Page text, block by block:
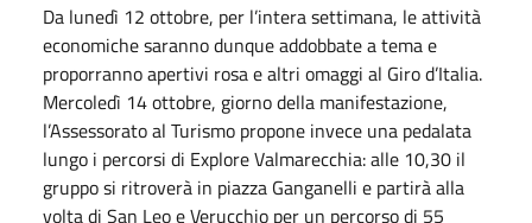
Da lunedì 12 ottobre, per l’intera settimana, le attività
economiche saranno dunque addobbate a tema e
proporranno apertivi rosa e altri omaggi al Giro d’Italia.
Mercoledì 14 ottobre, giorno della manifestazione,
l’Assessorato al Turismo propone invece una pedalata
lungo i percorsi di Explore Valmarecchia: alle 10,30 il
gruppo si ritroverà in piazza Ganganelli e partirà alla
volta di San Leo e Verucchio per un percorso di 55